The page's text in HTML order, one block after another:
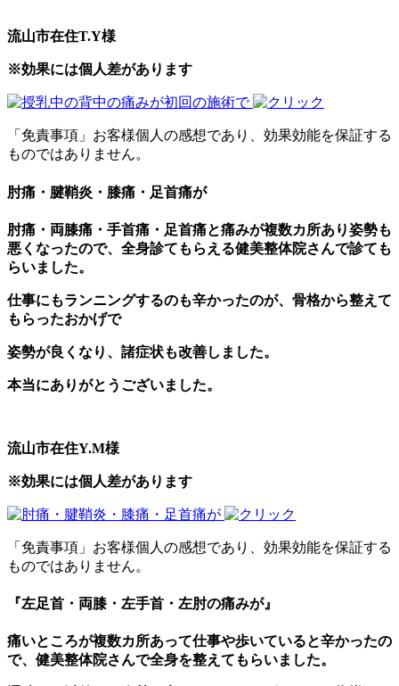
流山市在住T.Y様
※効果には個人差があります
「免責事項」お客様個人の感想であり、効果効能を保証する
ものではありません。
肘痛・腱鞘炎・膝痛・足首痛が
肘痛・両膝痛・手首痛・足首痛と痛みが複数カ所あり姿勢も
悪くなったので、全身診てもらえる健美整体院さんで診ても
らいました。
仕事にもランニングするのも辛かったのが、骨格から整えて
もらったおかげで
姿勢が良くなり、諸症状も改善しました。
本当にありがとうございました。
流山市在住Y.M様
※効果には個人差があります
「免責事項」お客様個人の感想であり、効果効能を保証する
ものではありません。
『左足首・両膝・左手首・左肘の痛みが』
痛いところが複数カ所あって仕事や歩いていると辛かったの
で、健美整体院さんで全身を整えてもらいました。